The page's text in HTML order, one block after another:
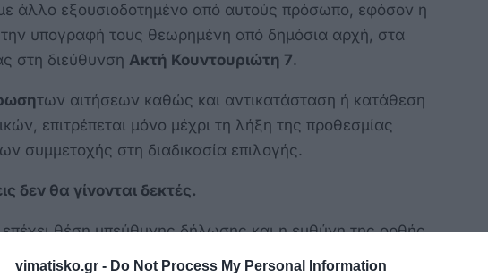
vimatisko.gr - Do Not Process My Personal Information
άλλο εξουσιοδοτημένο από αυτούς πρόσωπο, εφόσον η
την υπογραφή τους θεωρημένη από δημόσια αρχή, στα
στη διεύθυνση Ακτή Κουντουριώτη 7.
των αιτήσεων καθώς και αντικατάσταση ή κατάθεση
επιτρέπεται μόνο μέχρι τη λήξη της προθεσμίας
συμμετοχής στη διαδικασία επιλογής.
δεν θα γίνονται δεκτές.
θέση υπεύθυνης δήλωσης και η ευθύνη της ορθής
υποβολής των δικαιολογητικών, είναι αποκλειστικά